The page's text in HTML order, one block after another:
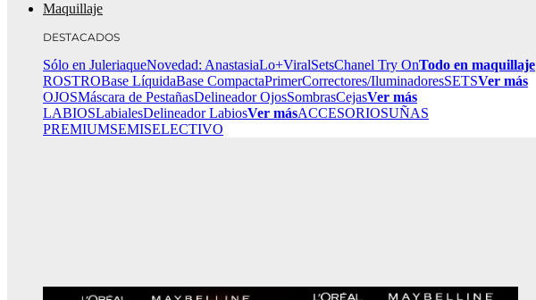
Maquillaje
DESTACADOS
Sólo en JuleriaqueNovedad: AnastasiaLo+ViralSetsChanel Try OnTodo en maquillaje
ROSTROBase LíquidaBase CompactaPrimerCorrectores/IluminadoresSETSVer más
OJOSMáscara de PestañasDelineador OjosSombrasCejasVer más
LABIOSLabialesDelineador LabiosVer másACCESORIOSUÑAS
PREMIUMSEMISELECTIVO